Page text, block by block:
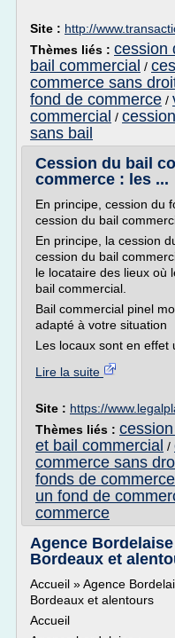
Site : http://
Thèmes liés : cession
bail commercial /
commerce sans
fond de commerce /
commercial /
sans bail
Cession du bail
commerce : les ...
En principe, cession du
cession du bail
En principe, la cession
cession du bail
le locataire des lieux où
bail commercial.
Bail commercial pinel
adapté à votre situation
Les locaux sont en effet
Lire la suite
Site : https://
Thèmes liés :
et bail commercial /
commerce sans
fonds de
un fond de
commerce
Agence
Bordeaux et
Accueil » Agence
Bordeaux et alentours
Accueil